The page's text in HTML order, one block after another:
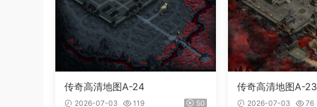
传奇高清地图A-24
2026-07-03 119 50
传奇高清地图A-23
2026-07-03 76